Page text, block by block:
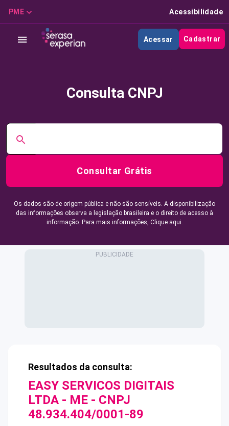
PME Acessibilidade
Acessar Cadastrar
Consulta CNPJ
Consultar Grátis
Os dados são de origem pública e não são sensíveis. A disponibilização
das informações observa a legislação brasileira e o direito de acesso à
informação. Para mais informações, Clique aqui.
Resultados da consulta:
EASY SERVICOS DIGITAIS
LTDA - ME - CNPJ
48.934.404/0001-89